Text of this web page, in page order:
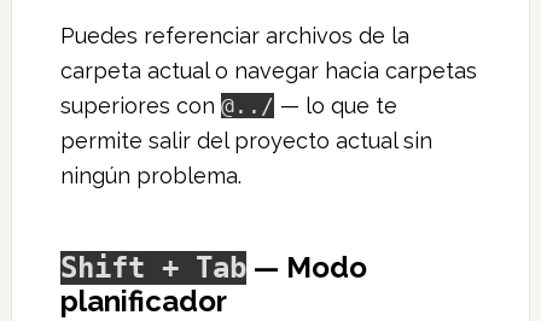
Puedes referenciar archivos de la
carpeta actual o navegar hacia carpetas
superiores con @../ — lo que te
permite salir del proyecto actual sin
ningún problema.
Shift + Tab— Modo
planificador